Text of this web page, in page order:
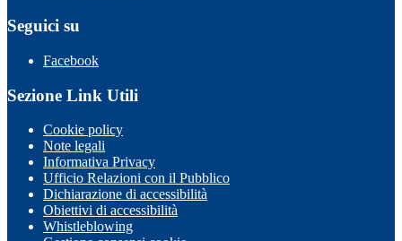
Seguici su
Facebook
Sezione Link Utili
Cookie policy
Note legali
Informativa Privacy
Ufficio Relazioni con il Pubblico
Dichiarazione di accessibilità
Obiettivi di accessibilità
Whistleblowing